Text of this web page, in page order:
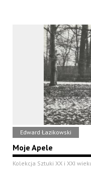
Edward Łazikowski
Moje Apele
Kolekcja Sztuki XX i XXI